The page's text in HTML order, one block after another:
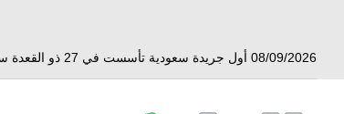
08/09/2026 أول جريدة سعودية تأسست في 27 ذو القعدة سنة 1350 هجري الموافق 3 أبريل 1932 ميلادي